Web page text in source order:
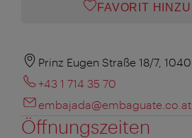
FAVORIT
Prinz Eugen Straße 18/7,
+43 1 714 35 70
embajada@embaguate.co.at
Öffnungszeiten